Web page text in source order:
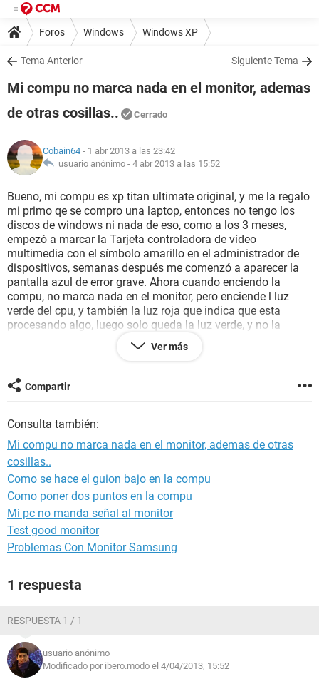
Foros Windows Windows XP
Tema Anterior Siguiente Tema
Mi compu no marca nada en el monitor, ademas
de otras cosillas..
Cerrado
Cobain64 - 1 abr 2013 a las 23:42
usuario anónimo - 4 abr 2013 a las 15:52
Bueno, mi compu es xp titan ultimate original, y me la regalo
mi primo qe se compro una laptop, entonces no tengo los
discos de windows ni nada de eso, como a los 3 meses,
empezó a marcar la Tarjeta controladora de vídeo
multimedia con el símbolo amarillo en el administrador de
dispositivos, semanas después me comenzó a aparecer la
pantalla azul de error grave. Ahora cuando enciendo la
compu, no marca nada en el monitor, pero enciende l luz
verde del cpu, y también la luz roja que indica que esta
procesando algo, luego solo queda la luz verde, y no la
puedo apagar. Por ultimo no tengo internet, porque mama
no lo quiere pagar, solo tengo los protocolos y navegadores
hacer.
Ver más
Compartir
Consulta también:
Mi compu no marca nada en el monitor, ademas de otras
cosillas..
Como se hace el guion bajo en la compu
Como poner dos puntos en la compu
Mi pc no manda señal al monitor
Test good monitor
Problemas Con Monitor Samsung
1 respuesta
RESPUESTA 1 / 1
usuario anónimo
Modificado por ibero.modo el 4/04/2013, 15:52